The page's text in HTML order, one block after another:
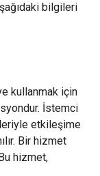
bilgileri
kullanmak için
İstemci
etkileşime
Bir hizmet
hizmet,